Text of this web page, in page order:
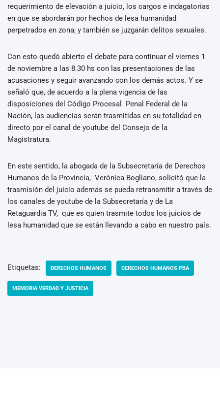
requerimiento de elevación a juicio, los cargos e indagatorias
en que se abordarán por hechos de lesa humanidad
perpetrados en zona; y también se juzgarán delitos sexuales.
Con esto quedó abierto el debate para continuar el viernes 1
de noviembre a las 8.30 hs con las presentaciones de las
acusaciones y seguir avanzando con los demás actos. Y se
señaló que, de acuerdo a la plena vigencia de las
disposiciones del Código Procesal Penal Federal de la
Nación, las audiencias serán trasmitidas en su totalidad en
directo por el canal de youtube del Consejo de la
Magistratura.
En este sentido, la abogada de la Subsecretaría de Derechos
Humanos de la Provincia, Verónica Bogliano, solicitó que la
trasmisión del juicio además se pueda retransmitir a través de
los canales de youtube de la Subsecretaría y de La
Retaguardia TV, que es quien trasmite todos los juicios de
lesa humanidad que se están llevando a cabo en nuestro país.
Etiquetas: DERECHOS HUMANOS DERECHOS HUMANOS PBA
MEMORIA VERDAD Y JUSTICIA